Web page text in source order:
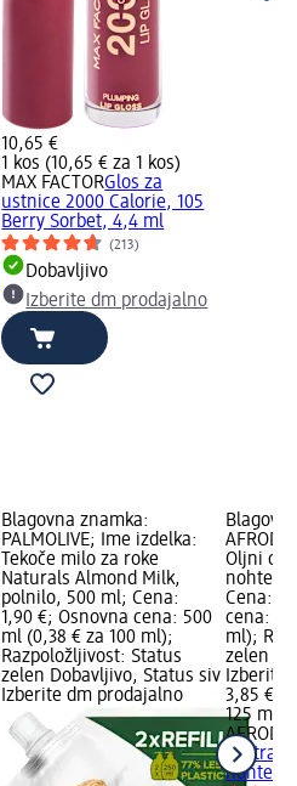
10,65 €
1 kos (10,65 € za 1 kos)
MAX FACTORGlos za
ustnice 2000 Calorie, 105
Berry Sorbet, 4,4 ml
(213)
Dobavljivo
Izberite dm prodajalno
Blagovna znamka:
PALMOLIVE; Ime izdelka:
Tekoče milo za roke
Naturals Almond Milk,
polnilo, 500 ml; Cena:
1,90 €; Osnovna cena: 500
ml (0,38 € za 100 ml);
Razpoložljivost: Status
zelen Dobavljivo, Status siv
Izberite dm prodajalno
Oljni
nohte
Cena:
cena:
ml);
zelen
Izberite
3,85 €
125 ml
nohte